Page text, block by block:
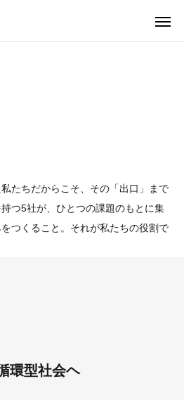
たちだからこそ、その「出口」まで
つ5社が、ひとつの課題のもとに集
つくること。それが私たちの役割で
環型社会ヘ